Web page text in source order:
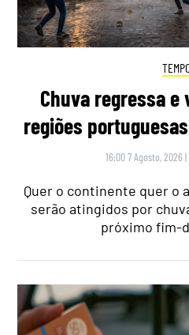
Chuva regressa
regiões
16:00 7 Agosto, 2026 |
Quer o continente quer o
serão atingidos por
próximo fim-